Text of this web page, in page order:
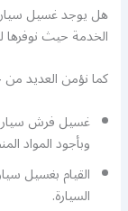
هل يوجد غسيل
الخدمة حيث نوفرها
كما نؤمن العديد
غسيل فرش
وبأجود المواد
القيام بغسيل
السيارة.